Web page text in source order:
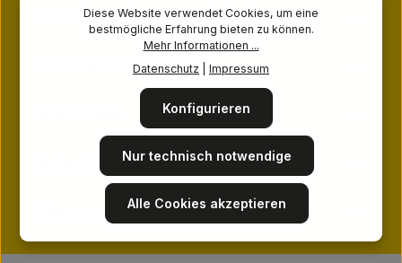
Hersteller & Marken
Über MASSAGE-PLANET
Sicher Einkaufen
Diese Website verwendet Cookies, um eine
bestmögliche Erfahrung bieten zu können.
Mehr Informationen ...
Datenschutz
Impressum
Nur technisch notwendige
Konfigurieren
Alle Cookies akzeptieren